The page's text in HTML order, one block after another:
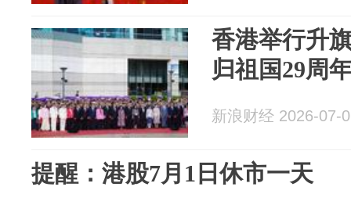
香港举行升
归祖国29周
新浪财经 2026-07-
提醒：港股7月1日休市一天